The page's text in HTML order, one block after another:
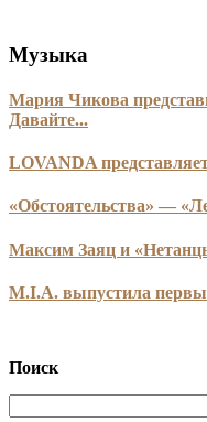
Музыка
Мария Чикова
Давайте...
LOVANDA
«Обстоятельства» —
Максим Заяц и
M.I.A. выпустила
Поиск